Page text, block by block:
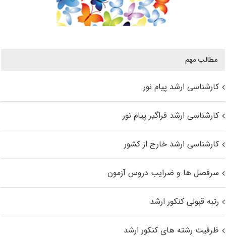
مطالب مهم
کارشناسی ارشد پیام نور
کارشناسی ارشد فراگیر پیام نور
کارشناسی ارشد خارج از کشور
سرفصل ها و ضرایب دروس آزمون
رتبه قبولی کنکور ارشد
ظرفیت رشته های کنکور ارشد